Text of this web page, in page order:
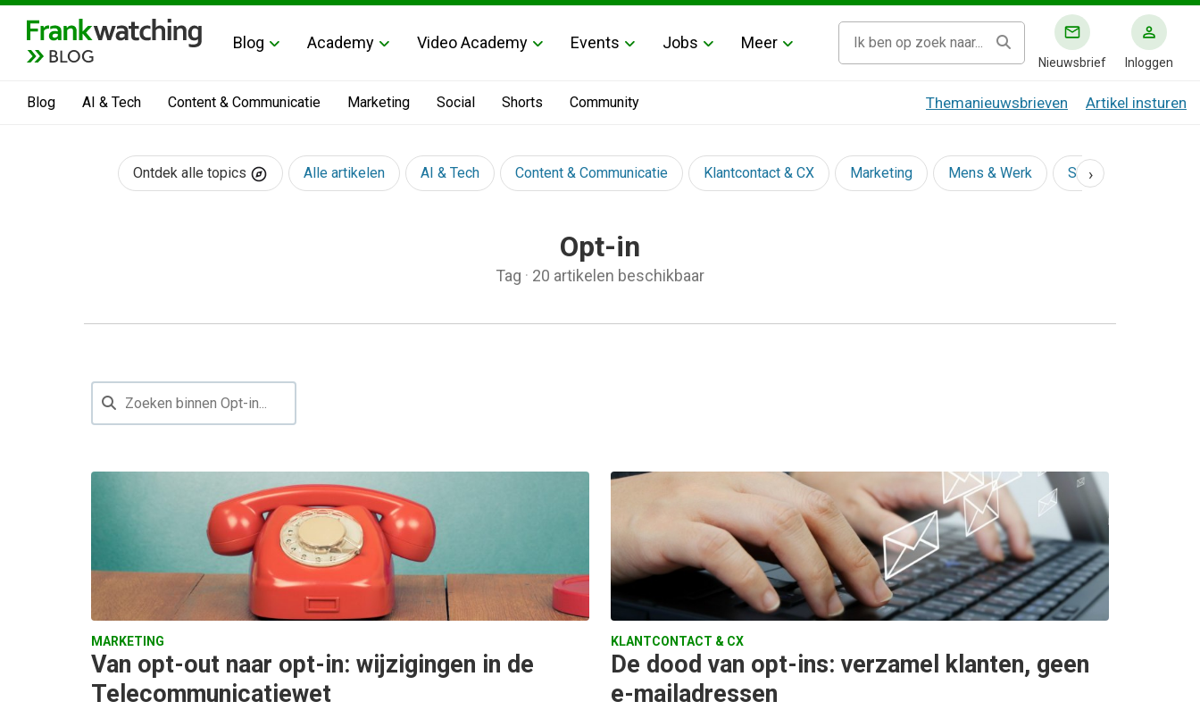
BLOG
Blog Academy Video Academy Events Jobs Meer
Nieuwsbrief Inloggen
Blog AI & Tech Content & Communicatie Marketing Social Shorts Community Themanieuwsbrieven Artikel insturen
Ontdek alle topics Alle artikelen AI & Tech Content & Communicatie Klantcontact & CX Marketing Mens & Werk Social
›
Opt-in
Tag · 20 artikelen beschikbaar
MARKETING
Van opt-out naar opt-in: wijzigingen in de
Telecommunicatiewet
KLANTCONTACT & CX
De dood van opt-ins: verzamel klanten, geen
e-mailadressen